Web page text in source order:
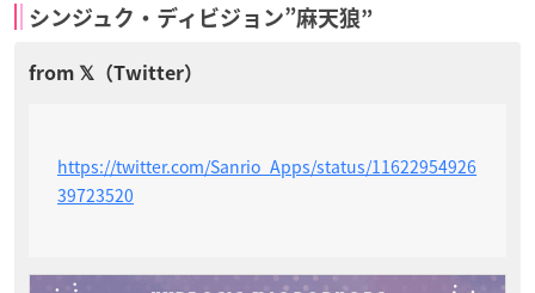
シンジュク・ディビジョン”麻天狼”
https://twitter.com/Sanrio_Apps/status/11622954926
39723520